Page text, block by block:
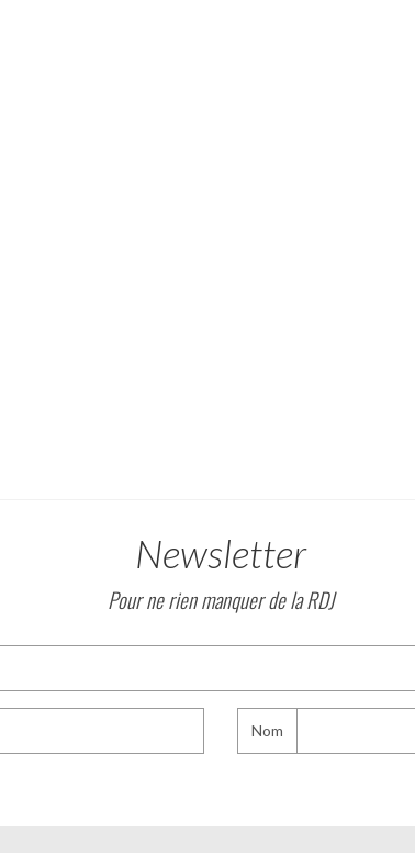
Newsletter
Pour ne rien manquer de la RDJ
Nom